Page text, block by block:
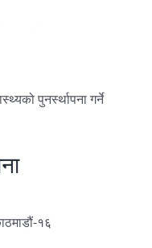
पुनर्स्थापना गर्ने
१६